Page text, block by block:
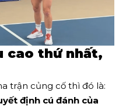
cao thứ nhất,
trận củng cố thì đó là:
định cú đánh của